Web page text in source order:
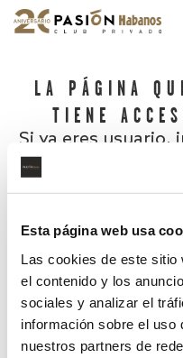
Esta página web usa
Las cookies de este sitio
el contenido y los
sociales y analizar el
información sobre el uso
nuestros partners de
LA PÁGINA
TIENE
Si ya eres usuario,
¿Has olvidado tu